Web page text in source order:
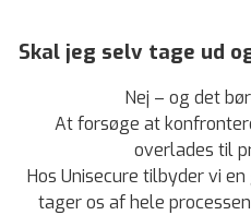
Skal jeg selv tage ud
Nej – og det
At forsøge at
overlades til
Hos Unisecure tilbyder vi
tager os af hele